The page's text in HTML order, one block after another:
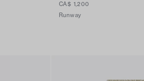
CA$ 1,200
Runway